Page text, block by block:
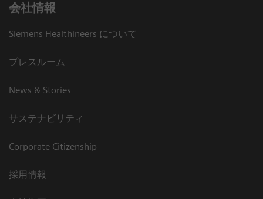
会社情報
Siemens Healthineers について
プレスルーム
News & Stories
サステナビリティ
Corporate Citizenship
採用情報